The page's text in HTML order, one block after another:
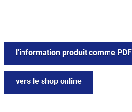
l'information produit comme PDF
vers le shop online